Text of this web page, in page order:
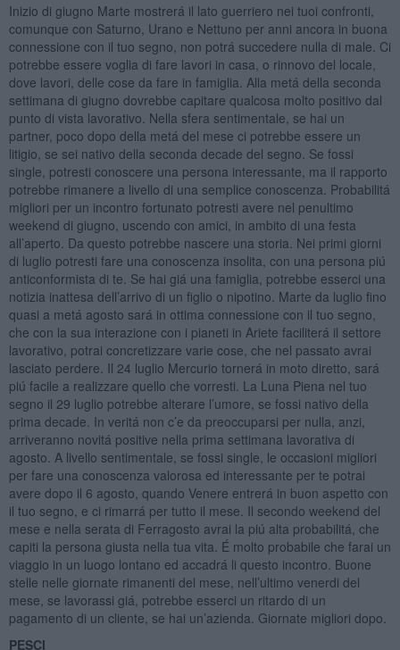
Inizio di giugno Marte mostrerá il lato guerriero nei tuoi confronti,
comunque con Saturno, Urano e Nettuno per anni ancora in buona
connessione con il tuo segno, non potrá succedere nulla di male. Ci
potrebbe essere voglia di fare lavori in casa, o rinnovo del locale,
dove lavori, delle cose da fare in famiglia. Alla metá della seconda
settimana di giugno dovrebbe capitare qualcosa molto positivo dal
punto di vista lavorativo. Nella sfera sentimentale, se hai un
partner, poco dopo della metá del mese ci potrebbe essere un
litigio, se sei nativo della seconda decade del segno. Se fossi
single, potresti conoscere una persona interessante, ma il rapporto
potrebbe rimanere a livello di una semplice conoscenza. Probabilitá
migliori per un incontro fortunato potresti avere nel penultimo
weekend di giugno, uscendo con amici, in ambito di una festa
all’aperto. Da questo potrebbe nascere una storia. Nei primi giorni
di luglio potresti fare una conoscenza insolita, con una persona piú
anticonformista di te. Se hai giá una famiglia, potrebbe esserci una
notizia inattesa dell’arrivo di un figlio o nipotino. Marte da luglio fino
quasi a metá agosto sará in ottima connessione con il tuo segno,
che con la sua interazione con i pianeti in Ariete faciliterá il settore
lavorativo, potrai concretizzare varie cose, che nel passato avrai
lasciato perdere. Il 24 luglio Mercurio tornerá in moto diretto, sará
piú facile a realizzare quello che vorresti. La Luna Piena nel tuo
segno il 29 luglio potrebbe alterare l’umore, se fossi nativo della
prima decade. In veritá non c’e da preoccuparsi per nulla, anzi,
arriveranno novitá positive nella prima settimana lavorativa di
agosto. A livello sentimentale, se fossi single, le occasioni migliori
per fare una conoscenza valorosa ed interessante per te potrai
avere dopo il 6 agosto, quando Venere entrerá in buon aspetto con
il tuo segno, e ci rimarrá per tutto il mese. Il secondo weekend del
mese e nella serata di Ferragosto avrai la piú alta probabilitá, che
capiti la persona giusta nella tua vita. É molto probabile che farai un
viaggio in un luogo lontano ed accadrá li questo incontro. Buone
stelle nelle giornate rimanenti del mese, nell’ultimo venerdi del
mese, se lavorassi giá, potrebbe esserci un ritardo di un
pagamento di un cliente, se hai un’azienda. Giornate migliori dopo.
PESCI